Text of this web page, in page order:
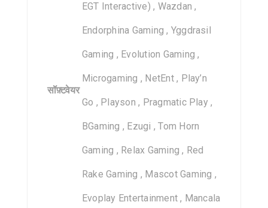
सॉफ़्टवेयर
EGT Interactive) , Wazdan ,
Endorphina Gaming , Yggdrasil
Gaming , Evolution Gaming ,
Microgaming , NetEnt , Play’n
Go , Playson , Pragmatic Play ,
BGaming , Ezugi , Tom Horn
Gaming , Relax Gaming , Red
Rake Gaming , Mascot Gaming ,
Evoplay Entertainment , Mancala